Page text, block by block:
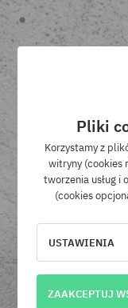
Pliki
Korzystamy z
witryny (cookies
tworzenia usług i
(cookies
USTAWIENIA
ZAAKCEPTUJ